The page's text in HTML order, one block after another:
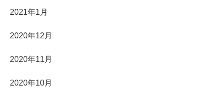
2021年1月
2020年12月
2020年11月
2020年10月